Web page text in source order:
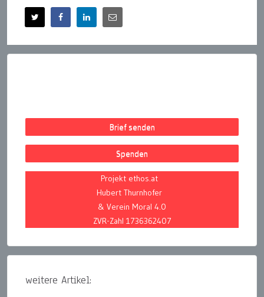
Brief senden
Spenden
Projekt ethos.at
Hubert Thurnhofer
& Verein Moral 4.0
ZVR-Zahl 1736362407
weitere Artikel: